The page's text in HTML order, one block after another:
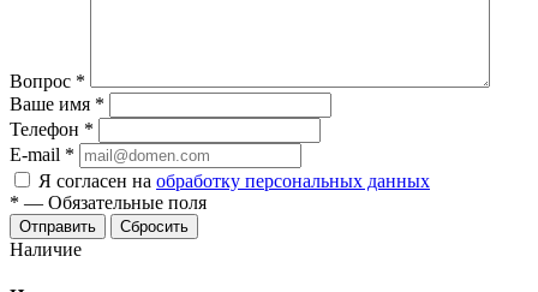
Вопрос *
Ваше имя *
Телефон *
E-mail *
Я согласен на обработку персональных данных
* — Обязательные поля
Отправить Сбросить
Наличие